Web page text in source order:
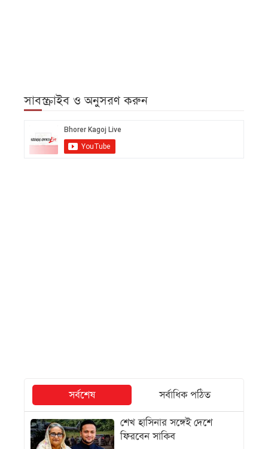
সাবস্ক্রাইব ও অনুসরণ করুন
সর্বশেষ
সর্বাধিক পঠিত
শেখ হাসিনার সঙ্গেই দেশে
ফিরবেন সাকিব